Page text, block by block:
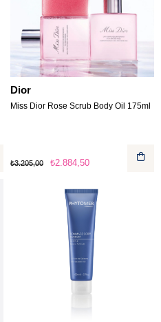
Dior
Miss Dior Rose Scrub Body Oil 175ml
₺2.884,50
₺3.205,00